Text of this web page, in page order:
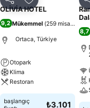
Paylaş Favorilerime ekle
OLİVİA HOTEL
9,2 Mükemmel (259 misafir puanı
Ortaca, Türkiye
Otopark
Klima
Restoran
başlangıç
₺3.101
8,7